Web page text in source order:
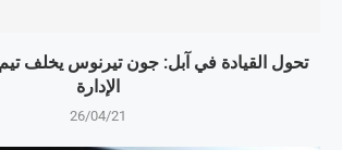
تحول القيادة في آبل: جون تيرنوس يخلف
الإدارة
26/04/21